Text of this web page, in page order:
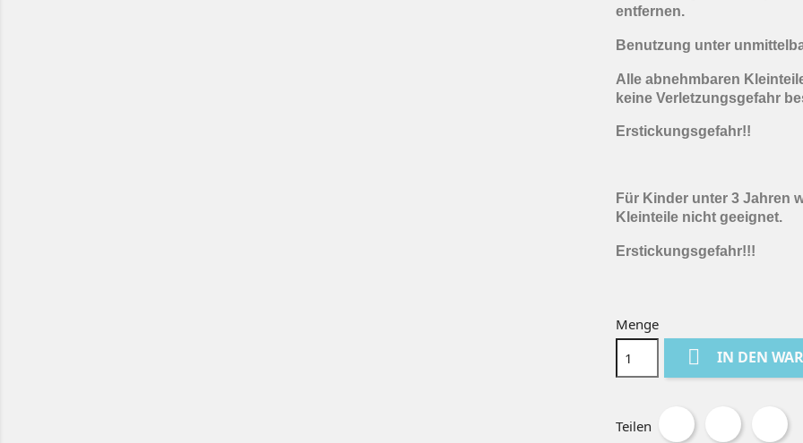
entfernen.
Benutzung unter
Alle abnehmbaren
keine Verletzungsgefahr
Erstickungsgefahr!!
Für Kinder unter 3 Jahren
Kleinteile nicht geeignet.
Erstickungsgefahr!!!
Menge
 IN DEN
Teilen